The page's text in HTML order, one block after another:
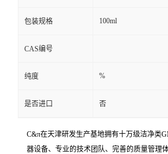
包装规格 100ml
CAS编号
纯度 %
是否进口 否
C&π在天津研发生产基地拥有十万级洁净类
器设备、专业的技术团队、完善的质量管理